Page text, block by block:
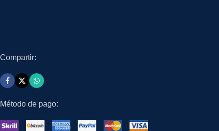
Compartir:
Método de pago: